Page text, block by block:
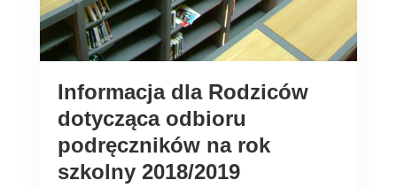
Informacja dla Rodziców
dotycząca odbioru
podręczników na rok
szkolny 2018/2019